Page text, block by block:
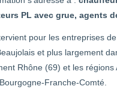
PL avec grue, agents
pour les entreprises
et plus largement
Rhône (69) et les régions
Franche-Comté.